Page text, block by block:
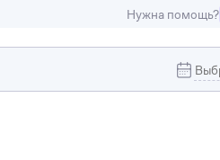
Нужна помощь?